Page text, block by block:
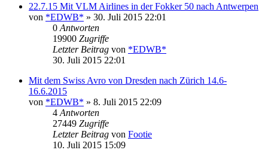
22.7.15 Mit VLM Airlines in der Fokker 50 nach Antwerpen
von *EDWB* » 30. Juli 2015 22:01
0 Antworten
19900 Zugriffe
Letzter Beitrag von *EDWB*
30. Juli 2015 22:01
Mit dem Swiss Avro von Dresden nach Zürich 14.6-
16.6.2015
von *EDWB* » 8. Juli 2015 22:09
4 Antworten
27449 Zugriffe
Letzter Beitrag von Footie
10. Juli 2015 15:09